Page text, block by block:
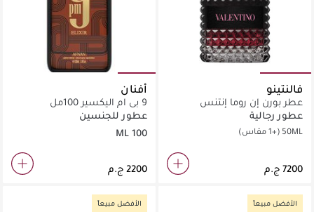
فالنتينو
عطر بورن إن روما إنتنس
عطور رجالية
50ML (+1 مقاس)
أفنان
9 بي ام اليكسير 100مل
عطور للجنسين
100 ML
الأفضل مبيعاً الأفضل مبيعاً